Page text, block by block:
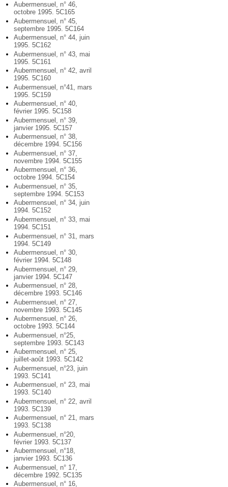
Aubermensuel, n° 46,
octobre 1995. 5C165
Aubermensuel, n° 45,
septembre 1995. 5C164
Aubermensuel, n° 44, juin
1995. 5C162
Aubermensuel, n° 43, mai
1995. 5C161
Aubermensuel, n° 42, avril
1995. 5C160
Aubermensuel, n°41, mars
1995. 5C159
Aubermensuel, n° 40,
février 1995. 5C158
Aubermensuel, n° 39,
janvier 1995. 5C157
Aubermensuel, n° 38,
décembre 1994. 5C156
Aubermensuel, n° 37,
novembre 1994. 5C155
Aubermensuel, n° 36,
octobre 1994. 5C154
Aubermensuel, n° 35,
septembre 1994. 5C153
Aubermensuel, n° 34, juin
1994. 5C152
Aubermensuel, n° 33, mai
1994. 5C151
Aubermensuel, n° 31, mars
1994. 5C149
Aubermensuel, n° 30,
février 1994. 5C148
Aubermensuel, n° 29,
janvier 1994. 5C147
Aubermensuel, n° 28,
décembre 1993. 5C146
Aubermensuel, n° 27,
novembre 1993. 5C145
Aubermensuel, n° 26,
octobre 1993. 5C144
Aubermensuel, n°25,
septembre 1993. 5C143
Aubermensuel, n° 25,
juillet-août 1993. 5C142
Aubermensuel, n°23, juin
1993. 5C141
Aubermensuel, n° 23, mai
1993. 5C140
Aubermensuel, n° 22, avril
1993. 5C139
Aubermensuel, n° 21, mars
1993. 5C138
Aubermensuel, n°20,
février 1993. 5C137
Aubermensuel, n°18,
janvier 1993. 5C136
Aubermensuel, n° 17,
décembre 1992. 5C135
Aubermensuel, n° 16,